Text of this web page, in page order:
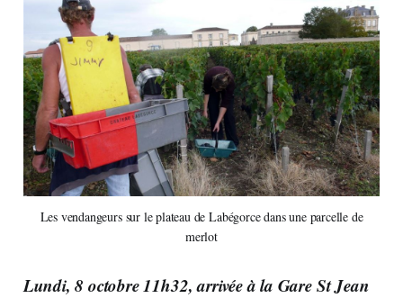
Les vendangeurs sur le plateau de Labégorce dans une parcelle de
merlot
Lundi, 8 octobre 11h32, arrivée à la Gare St Jean